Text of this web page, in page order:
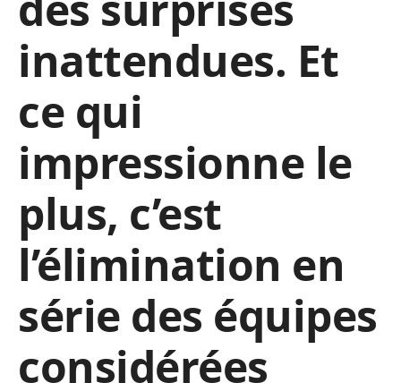
inattendues. Et
ce qui
impressionne le
plus, c’est
l’élimination en
série des équipes
considérées